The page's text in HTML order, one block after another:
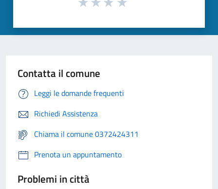
Contatta il comune
Leggi le domande frequenti
Richiedi Assistenza
Chiama il comune 0372424311
Prenota un appuntamento
Problemi in città